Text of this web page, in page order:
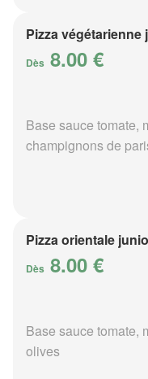
Pizza végétarienne
Dès 8.00 €
Base sauce tomate,
champignons de
Pizza orientale
Dès 8.00 €
Base sauce tomate,
olives